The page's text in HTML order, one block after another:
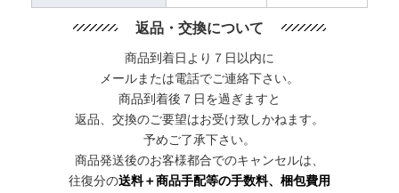
返品・交換について
商品到着日より７日以内に
メールまたは電話でご連絡下さい。
商品到着後７日を過ぎますと
返品、交換のご要望はお受け致しかねます。
予めご了承下さい。
商品発送後のお客様都合でのキャンセルは、
往復分の送料＋商品手配等の手数料、梱包費用